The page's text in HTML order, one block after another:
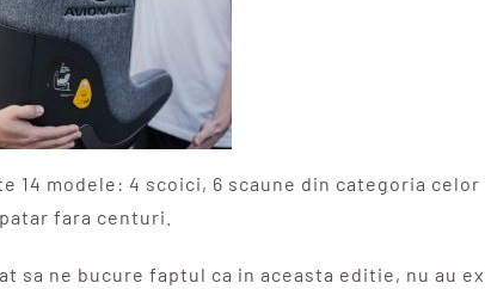
14 modele: 4 scoici, 6 scaune din categoria
fara centuri.
sa ne bucure faptul ca in aceasta editie, nu au